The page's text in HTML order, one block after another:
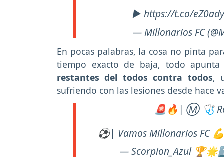
▶️ https://t.co/
— Millonarios FC
En pocas palabras, la cosa no pinta
tiempo exacto de baja, todo
restantes del todos contra todos,
sufriendo con las lesiones desde hace
🚨🔥| Ⓜ️ 🩺
⚽| Vamos Millonarios FC
— Scorpion_Azul